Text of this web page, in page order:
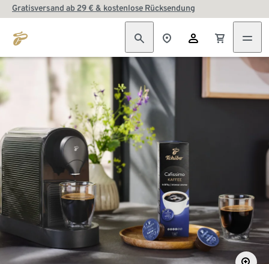
Gratisversand ab 29 € & kostenlose Rücksendung